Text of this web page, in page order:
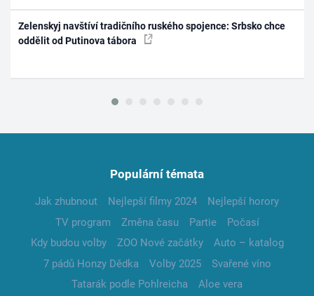
Zelenskyj navštíví tradičního ruského spojence: Srbsko chce
oddělit od Putinova tábora
Populární témata
Jak zhubnout Nejlepší filmy 2024
Nejlepší horory
TV program
Změna času Partie
Počasí
Kdy budou volby
ZOO Nové začátky
Auto – katalog
7 pádů Honzy Dědka
Volby 2025
Svařené víno
Tatarák podle Pohlreicha
Aloe vera